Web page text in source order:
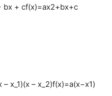
bx + cf(x)=ax2+bx+c
x_1)(x – x_2)f(x)=a(x−x1)